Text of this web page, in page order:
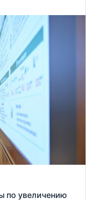
по увеличению